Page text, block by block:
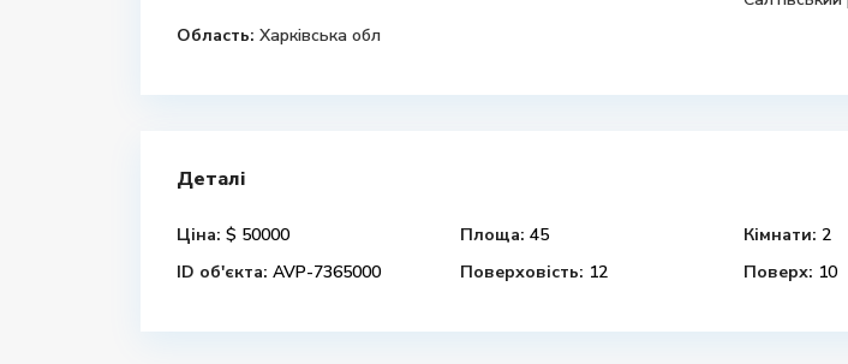
Область: Харківська обл
Деталі
Ціна: $ 50000 Площа: 45 Кімнати: 2
ID об'єкта: AVP-7365000 Поверховість: 12 Поверх: 10